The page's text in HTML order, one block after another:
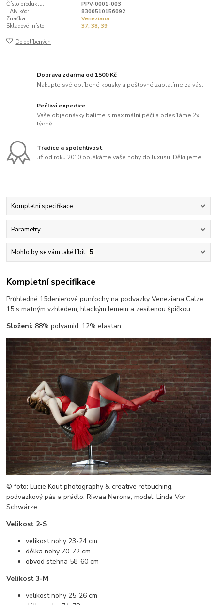
Číslo produktu:
PPV-0001-003
EAN kód:
8300510156092
Značka:
Veneziana
Skladové místo:
37, 38, 39
Do oblíbených
Doprava zdarma od 1500 Kč
Nakupte své oblíbené kousky a poštovné zaplatíme za vás.
Pečlivá expedice
Vaše objednávky balíme s maximální péčí a odesíláme 2x
týdně.
Tradice a spolehlivost
Již od roku 2010 oblékáme vaše nohy do luxusu. Děkujeme!
Kompletní specifikace
Parametry
Mohlo by se vám také líbit 5
Kompletní specifikace
Průhledné 15denierové punčochy na podvazky Veneziana Calze
15 s matným vzhledem, hladkým lemem a zesílenou špičkou.
Složení: 88% polyamid, 12% elastan
© foto: Lucie Kout photography & creative retouching,
podvazkový pás a prádlo: Riwaa Nerona, model: Linde Von
Schwärze
Velikost 2-S
velikost nohy 23-24 cm
délka nohy 70-72 cm
obvod stehna 58-60 cm
Velikost 3-M
velikost nohy 25-26 cm